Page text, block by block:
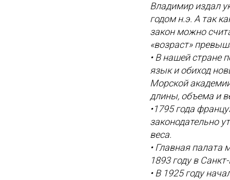
Владимир издал
годом н.э. А так
закон можно
«возраст»
• В нашей стране
язык и обиход
Морской
длины, объема и
•1795 года
законодательно
веса.
• Главная
1893 году в
• В 1925 году